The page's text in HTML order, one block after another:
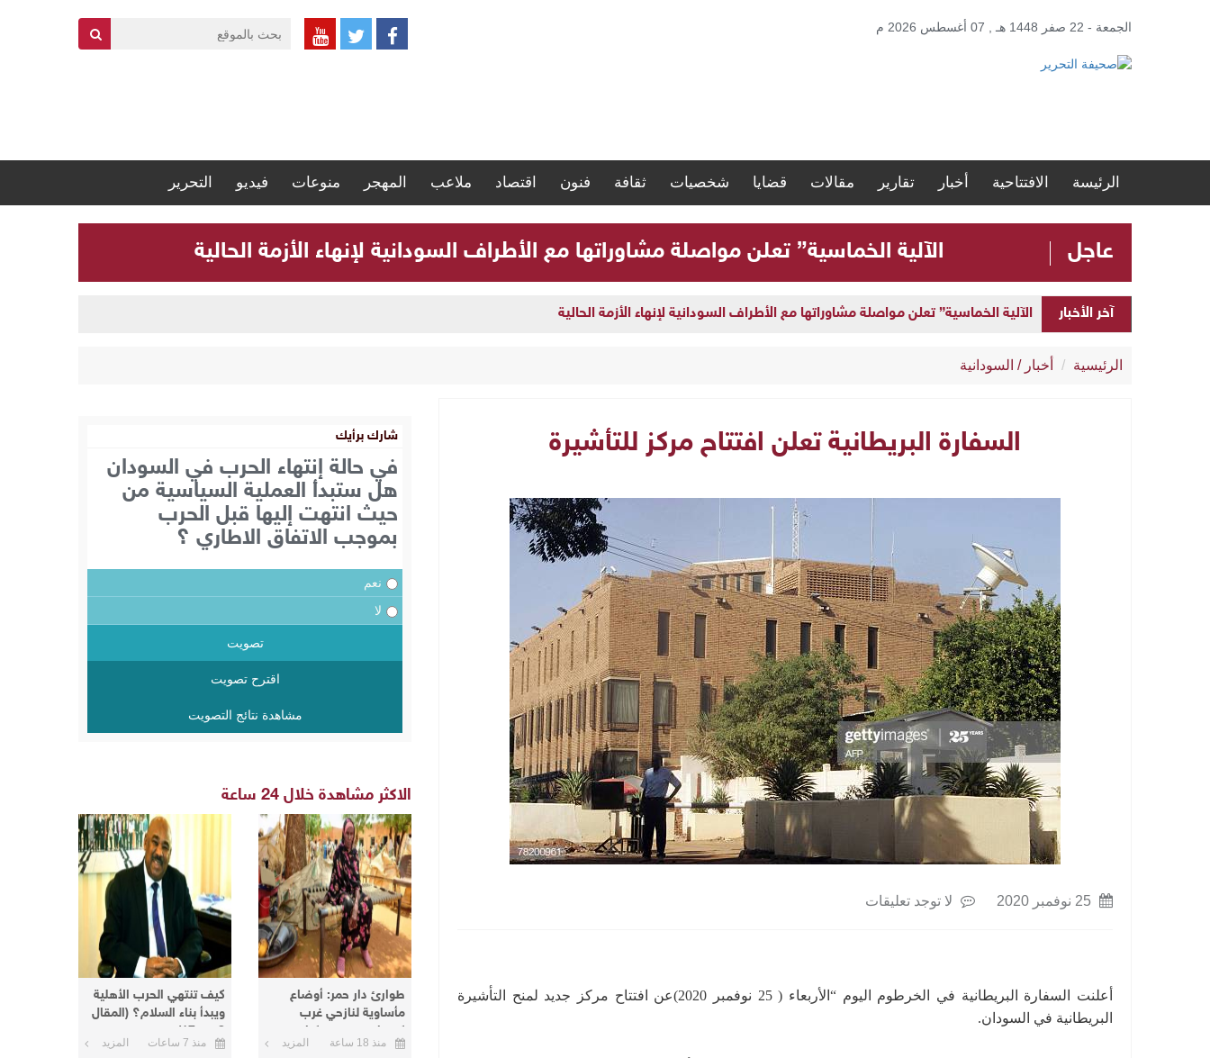
الجمعة - 22 صفر 1448 هـ , 07 أغسطس 2026 م
الرئيسة الافتتاحية أخبار تقارير مقالات قضايا شخصيات ثقافة فنون اقتصاد ملاعب المهجر منوعات فيديو التحرير
عاجل الآلية الخماسية” تعلن مواصلة مشاوراتها مع الأطراف السودانية لإنهاء الأزمة الحالية
آخر الأخبار الآلية الخماسية” تعلن مواصلة مشاوراتها مع الأطراف السودانية لإنهاء الأزمة الحالية
إطلاق “المنصة الحكومية الموحدة” لإدارة سجلات موظفي الدولة
الرئيسية أخبار / السودانية
السفارة البريطانية تعلن افتتاح مركز للتأشيرة
لا توجد تعليقات
أعلنت السفارة البريطانية في الخرطوم اليوم “الأربعاء ( 25 نوفمبر 2020)عن افتتاح مركز جديد لمنح التأشيرة
البريطانية في السودان.
شارك برأيك
في حالة إنتهاء الحرب في السودان
هل ستبدأ العملية السياسية من
حيث انتهت إليها قبل الحرب
بموجب الاتفاق الاطاري ؟
نعم
لا
تصويت
اقترح تصويت
مشاهدة نتائج التصويت
الاكثر مشاهدة خلال 24 ساعة
طوارئ دار حمر: أوضاع
مأساوية لنازحي غرب
كردفان في معسكرات
الأبيض
منذ 18 ساعة المزيد
كيف تنتهي الحرب الأهلية
ويبدأ بناء السلام؟ (المقال
8 من 17)
منذ 7 ساعات المزيد